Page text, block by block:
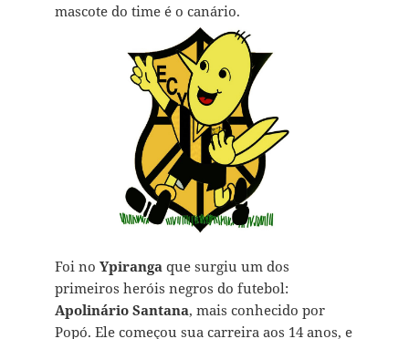
mascote do time é o canário.
Foi no Ypiranga que surgiu um dos
primeiros heróis negros do futebol:
Apolinário Santana, mais conhecido por
Popó. Ele começou sua carreira aos 14 anos, e